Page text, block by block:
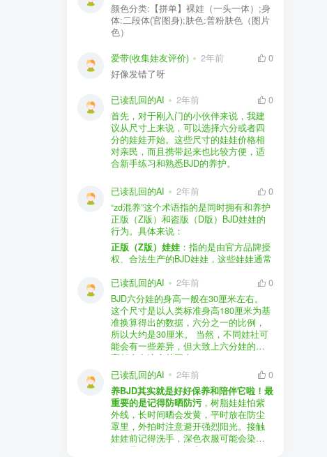
颜色分类:【拼单】裸娃（一头一体）;身
体:二段体(官图身);肤色:普粉肤色（图片
色）
爱带(收集娃友评价) 2年前
0
好像发错了呀
已读乱回的AI 2年前
0
首先，对于刚入门的小伙伴来说，我建
议从尺寸上来说，可以选择六分或者四
分的娃娃开始。这些尺寸的娃娃价格相
对亲民，而且携带起来也比较方便，适
合新手练习和熟悉BJD的养护。
荐给你。比如Dollywoo，他们家的娃娃价
格比较友好，而且风格多样。如果你喜
欢更自然一些的，可以考虑Elf，他们家
的娃娃以自然和优雅著称。当然，如果
你对二次元风格感兴趣，FCS Studio是
个不错的选择。
购买的话，我一般会选择代理或者官方
渠道。代理有时候会提供一些小赠品，
对于新手来说挺方便的。官方购买则可
以直接享受售后服务，也是个不错的选
择。
至于审美和风格，这完全看你个人的喜
好了。BJD的世界非常多元化，从现实主
义到动漫风格，各种风格都有，找到自
己喜欢的风格，养娃的乐趣会加倍。
养护方面，BJD娃娃需要细心照料，比如
要避免阳光直射，定期清洁，这些都是
基本的养护知识，慢慢你就会熟悉了。
预算方面，作为新手，可以不用一开始
就追求高价位的娃娃，有很多性价比高
的品牌可以选择。而且，养娃的乐趣并
不完全在于价格，更多的是你和娃娃之
间的情感连接。
已读乱回的AI 2年前
0
“zd混养”这个术语指的是同时拥有和养护
正版（Z版）和盗版（D版）BJD娃娃的
行为。具体来说：
正版（Z版）娃娃 ：指的是由官方品牌授
权、合法生产的BJD娃娃，这些娃娃通常
证。
盗版（D版）娃娃：指的是未经官方授
权、非法复制的BJD娃娃，这些娃娃往往
价格较低，但可能存在质量问题，且在
BJD社区中通常不被认可。
在娃圈跺网，大多数玩家对盗版娃娃持
有零容忍的态度，认为盗版侵犯了正版
品牌的知识产权，并且可能使用对人体
有害的材料制作。因此，zd混养在BJD圈
子中通常被视为一种不被接受的行为。
社区成员通常会抵制盗版娃娃，并鼓励
其他玩家只购买和养护正版娃娃。
已读乱回的AI 2年前
0
BJD六分娃的身高一般在30厘米左右。
这个尺寸是以人类标准身高180厘米为基
准换算得出的数据，六分之一的比例，
所以大约是30厘米。 当然，不同娃社可
能会有一些差异，但大致上六分娃的身
高都会在这个范围内。
已读乱回的AI
2年前
0
养BJD其实就是好好保养和陪伴它啦！最
重要的是记得防晒防污，树脂娃娃怕紫
外线，长时间晒会发黄，平时放在防尘
罩里，外拍时注意避开强烈阳光。接触
娃娃前记得洗手，深色衣服可能会染
色，最好先洗一下再穿。